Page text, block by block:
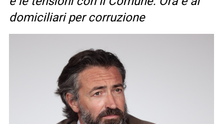
domiciliari per corruzione